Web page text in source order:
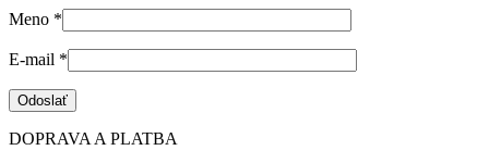
Meno *
E-mail *
DOPRAVA A PLATBA